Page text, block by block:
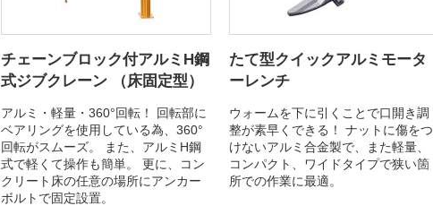
チェーンブロック付アルミH鋼
式ジブクレーン （床固定型）
アルミ・軽量・360°回転！ 回転部に
ベアリングを使用している為、360°
回転がスムーズ。 また、アルミH鋼
式で軽くて操作も簡単。 更に、コン
クリート床の任意の場所にアンカー
ボルトで固定設置。
たて型クイックアルミモータ
ーレンチ
ウォームを下に引くことで口開き調
整が素早くできる！ ナットに傷をつ
けないアルミ合金製で、また軽量、
コンパクト、ワイドタイプで狭い箇
所での作業に最適。